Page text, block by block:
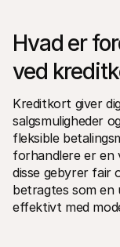
Hvad er
ved
Kreditkort giver
salgsmuligheder
fleksible
forhandlere er en
disse gebyrer fair
betragtes som en
effektivt med